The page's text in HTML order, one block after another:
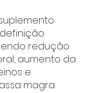
redução
aumento da
e
magra.